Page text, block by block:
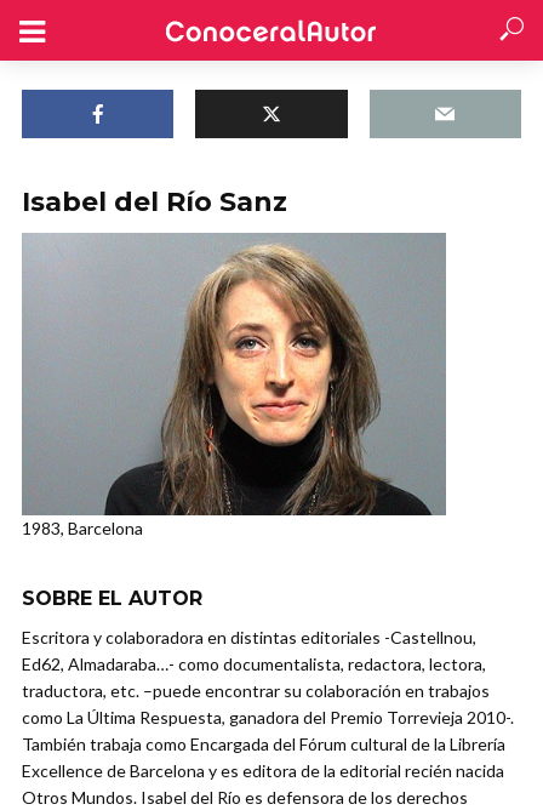
Isabel del Río Sanz
1983, Barcelona
SOBRE EL AUTOR
Escritora y colaboradora en distintas editoriales -Castellnou,
Ed62, Almadaraba…- como documentalista, redactora, lectora,
traductora, etc. –puede encontrar su colaboración en trabajos
como La Última Respuesta, ganadora del Premio Torrevieja 2010-.
También trabaja como Encargada del Fórum cultural de la Librería
Excellence de Barcelona y es editora de la editorial recién nacida
Otros Mundos. Isabel del Río es defensora de los derechos